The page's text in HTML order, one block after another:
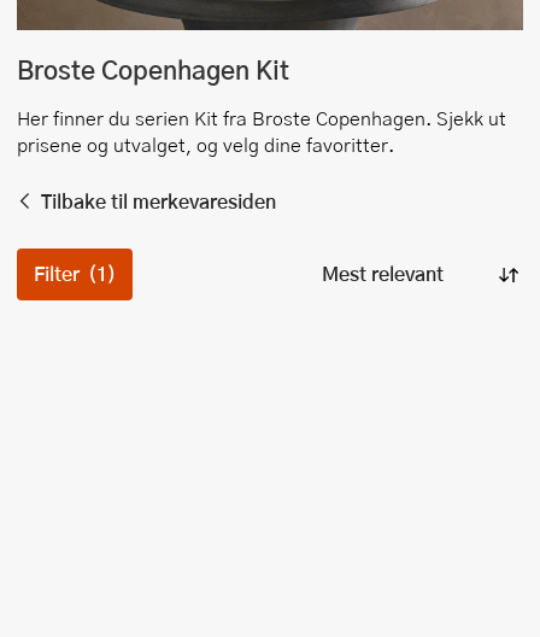
Broste Copenhagen Kit
Her finner du serien Kit fra Broste Copenhagen. Sjekk ut
prisene og utvalget, og velg dine favoritter.
Tilbake til merkevaresiden
Filter (1)